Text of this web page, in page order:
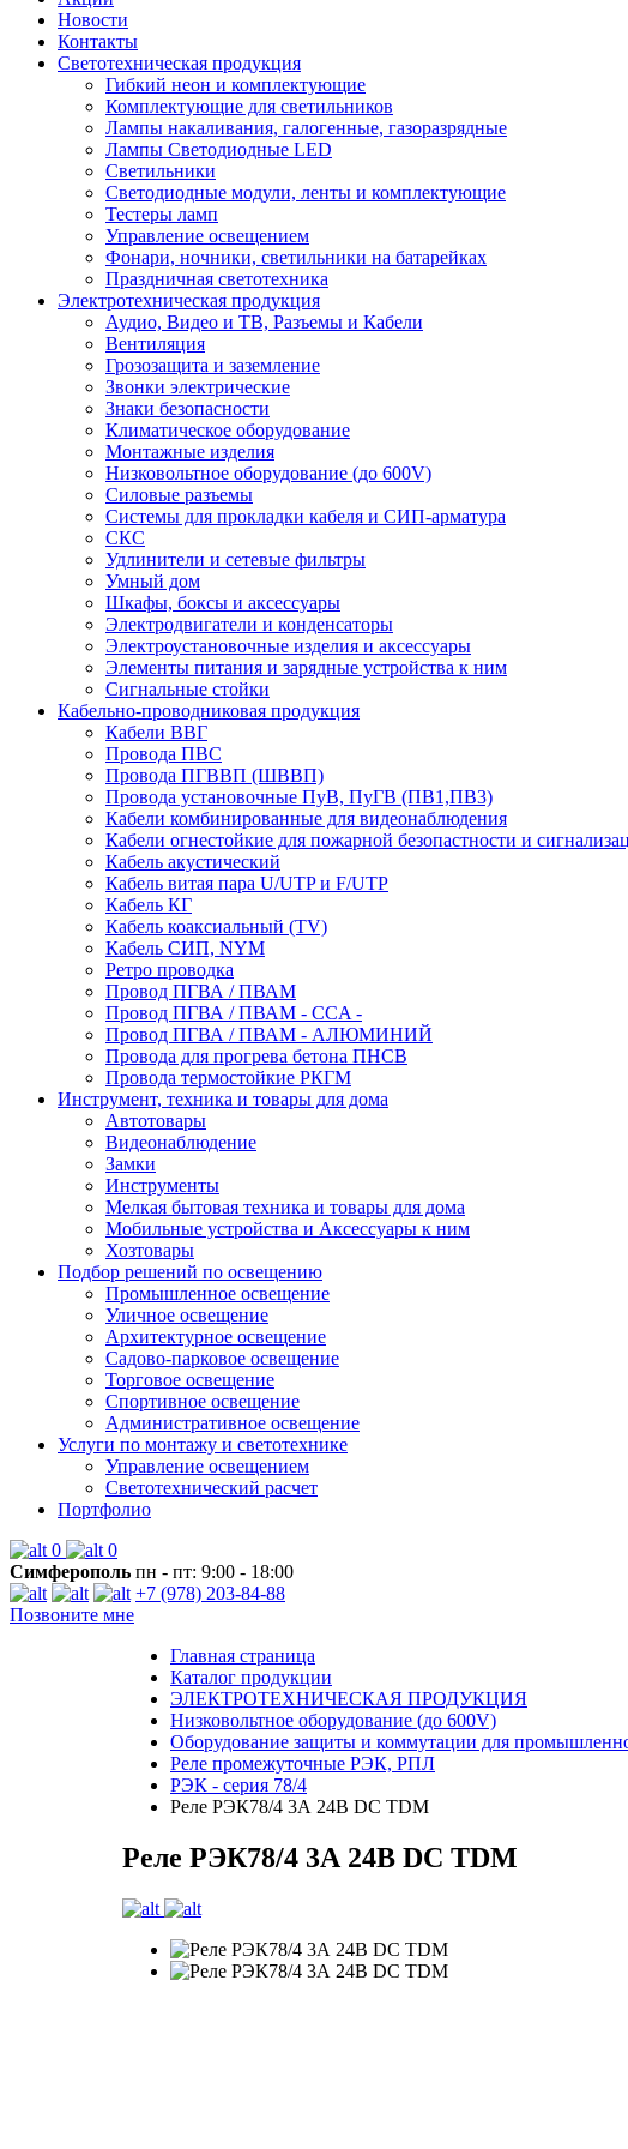
Новости
Контакты
Светотехническая продукция
Гибкий неон и комплектующие
Комплектующие для светильников
Лампы накаливания, галогенные, газоразрядные
Лампы Светодиодные LED
Светильники
Светодиодные модули, ленты и комплектующие
Тестеры ламп
Управление освещением
Фонари, ночники, светильники на батарейках
Праздничная светотехника
Электротехническая продукция
Аудио, Видео и ТВ, Разъемы и Кабели
Вентиляция
Грозозащита и заземление
Звонки электрические
Знаки безопасности
Климатическое оборудование
Монтажные изделия
Низковольтное оборудование (до 600V)
Силовые разъемы
Системы для прокладки кабеля и СИП-арматура
СКС
Удлинители и сетевые фильтры
Умный дом
Шкафы, боксы и аксессуары
Электродвигатели и конденсаторы
Электроустановочные изделия и аксессуары
Элементы питания и зарядные устройства к ним
Сигнальные стойки
Кабельно-проводниковая продукция
Кабели ВВГ
Провода ПВС
Провода ПГВВП (ШВВП)
Провода установочные ПуВ, ПуГВ (ПВ1,ПВ3)
Кабели комбинированные для видеонаблюдения
Кабели огнестойкие для пожарной безопастности и
Кабель акустический
Кабель витая пара U/UTP и F/UTP
Кабель КГ
Кабель коаксиальный (TV)
Кабель СИП, NYM
Ретро проводка
Провод ПГВА / ПВАМ
Провод ПГВА / ПВАМ - CCA -
Провод ПГВА / ПВАМ - АЛЮМИНИЙ
Провода для прогрева бетона ПНСВ
Провода термостойкие РКГМ
Инструмент, техника и товары для дома
Автотовары
Видеонаблюдение
Замки
Инструменты
Мелкая бытовая техника и товары для дома
Мобильные устройства и Аксессуары к ним
Хозтовары
Подбор решений по освещению
Промышленное освещение
Уличное освещение
Архитектурное освещение
Садово-парковое освещение
Торговое освещение
Спортивное освещение
Административное освещение
Услуги по монтажу и светотехнике
Управление освещением
Светотехнический расчет
Портфолио
0
0
Симферополь пн - пт: 9:00 - 18:00
+7 (978) 203-84-88
Позвоните мне
Главная страница
Каталог продукции
ЭЛЕКТРОТЕХНИЧЕСКАЯ ПРОДУКЦИЯ
Низковольтное оборудование (до 600V)
Оборудование защиты и коммутации для
Реле промежуточные РЭК, РПЛ
РЭК - серия 78/4
Реле РЭК78/4 3А 24В DC TDM
Реле РЭК78/4 3А 24В DC TDM